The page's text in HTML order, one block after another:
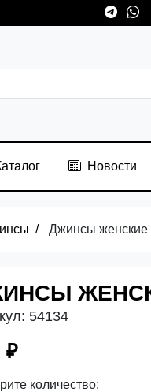
Новости
Джинсы женские
54134
₽
количество: